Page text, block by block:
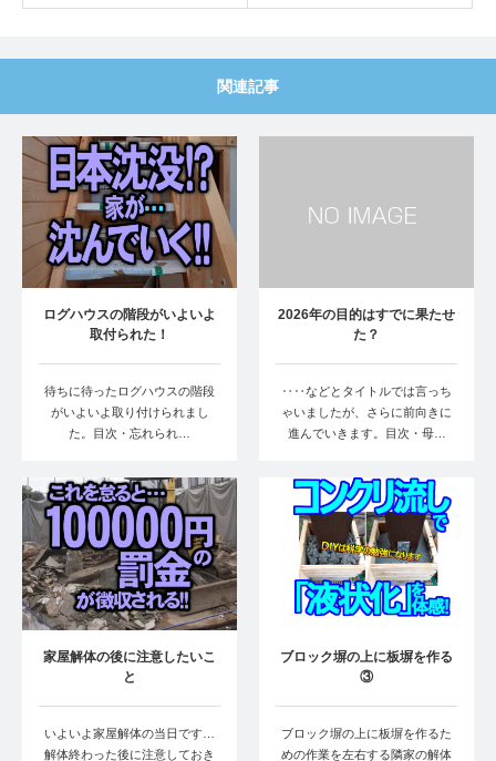
関連記事
ログハウスの階段がいよいよ
取付られた！
待ちに待ったログハウスの階段
がいよいよ取り付けられまし
た。目次・忘れられ…
2026年の目的はすでに果たせ
た？
‥‥などとタイトルでは言っち
ゃいましたが、さらに前向きに
進んでいきます。目次・母…
家屋解体の後に注意したいこ
と
いよいよ家屋解体の当日です…
解体終わった後に注意しておき
ブロック塀の上に板塀を作る
③
ブロック塀の上に板塀を作るた
めの作業を左右する隣家の解体